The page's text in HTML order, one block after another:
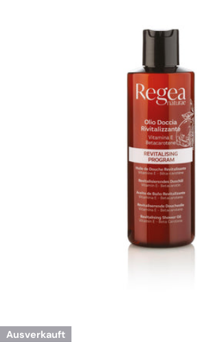
Sie das Medium 0 im Modalmodus
Ausverkauft